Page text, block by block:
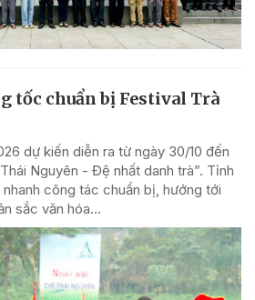
tốc chuẩn bị Festival Trà
dự kiến diễn ra từ ngày 30/10 đến
Nguyên - Đệ nhất danh trà”. Tỉnh
công tác chuẩn bị, hướng tới
sắc văn hóa...